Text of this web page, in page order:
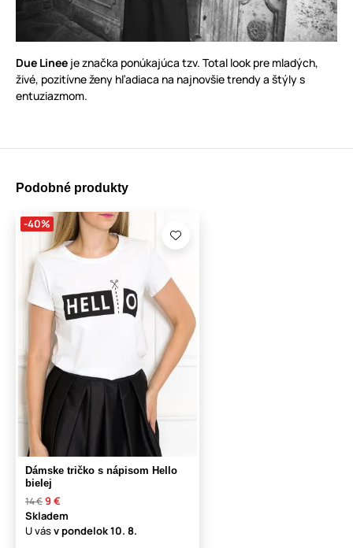
Due Linee je značka ponúkajúca tzv. Total look pre mladých,
živé, pozitívne ženy hľadiaca na najnovšie trendy a štýly s
entuziazmom.
Podobné produkty
-40%
Dámske tričko s nápisom Hello
bielej
14 €9 €
Skladem
U vásv pondelok10. 8.